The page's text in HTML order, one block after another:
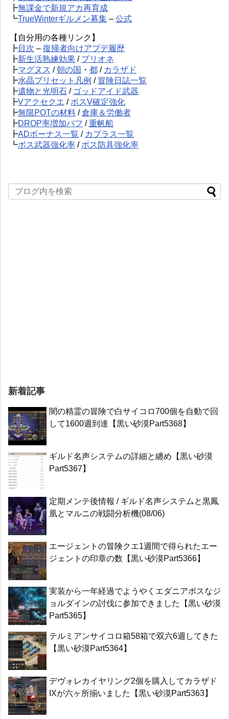
┣無課金で新規アカ再育成
┗TrueWinterギルメン募集 – 公式
【自分用の各種リンク】
┣目次 – 復帰者向けアプデ履歴
┣新生活熟練効果 / プリオネ
┣マグヌス /朝の国 ・ 都 / カラザド
┣水晶プリセット凡例 / 冒険日誌一覧
┣遺物と光明石 / ゴッドアイド武器
┣Vアクセクエ / ボスV確定強化
┣無限POTの材料 /倉庫＆労働者
┣DROP率増加バフ /重帆船
┣ADボーナス一覧 / カプラス一覧
┗ボス武器強化率 / ボス防具強化率
新着記事
闇の精霊の冒険で白サイコロ700個を自動で回
して1600週到達【黒い砂漠Part5368】
ギルド名声システムの詳細と纏め【黒い砂漠
Part5367】
定期メンテ後情報 / ギルド名声システムと黒鳳
凰とマルニの戦闘分析機(08/06)
エージェントの冒険クエ1週間で得られたエー
ジェントの印章の数【黒い砂漠Part5366】
実装から一年経過でようやくエダニアボスなジ
ョルダインの討伐に参加できました【黒い砂漠
Part5365】
テルミアンサイコロ箱58箱で双六6週してきた
【黒い砂漠Part5364】
デヴォレカイヤリング2個を購入してカラザド
IXが六ヶ所揃いました【黒い砂漠Part5363】